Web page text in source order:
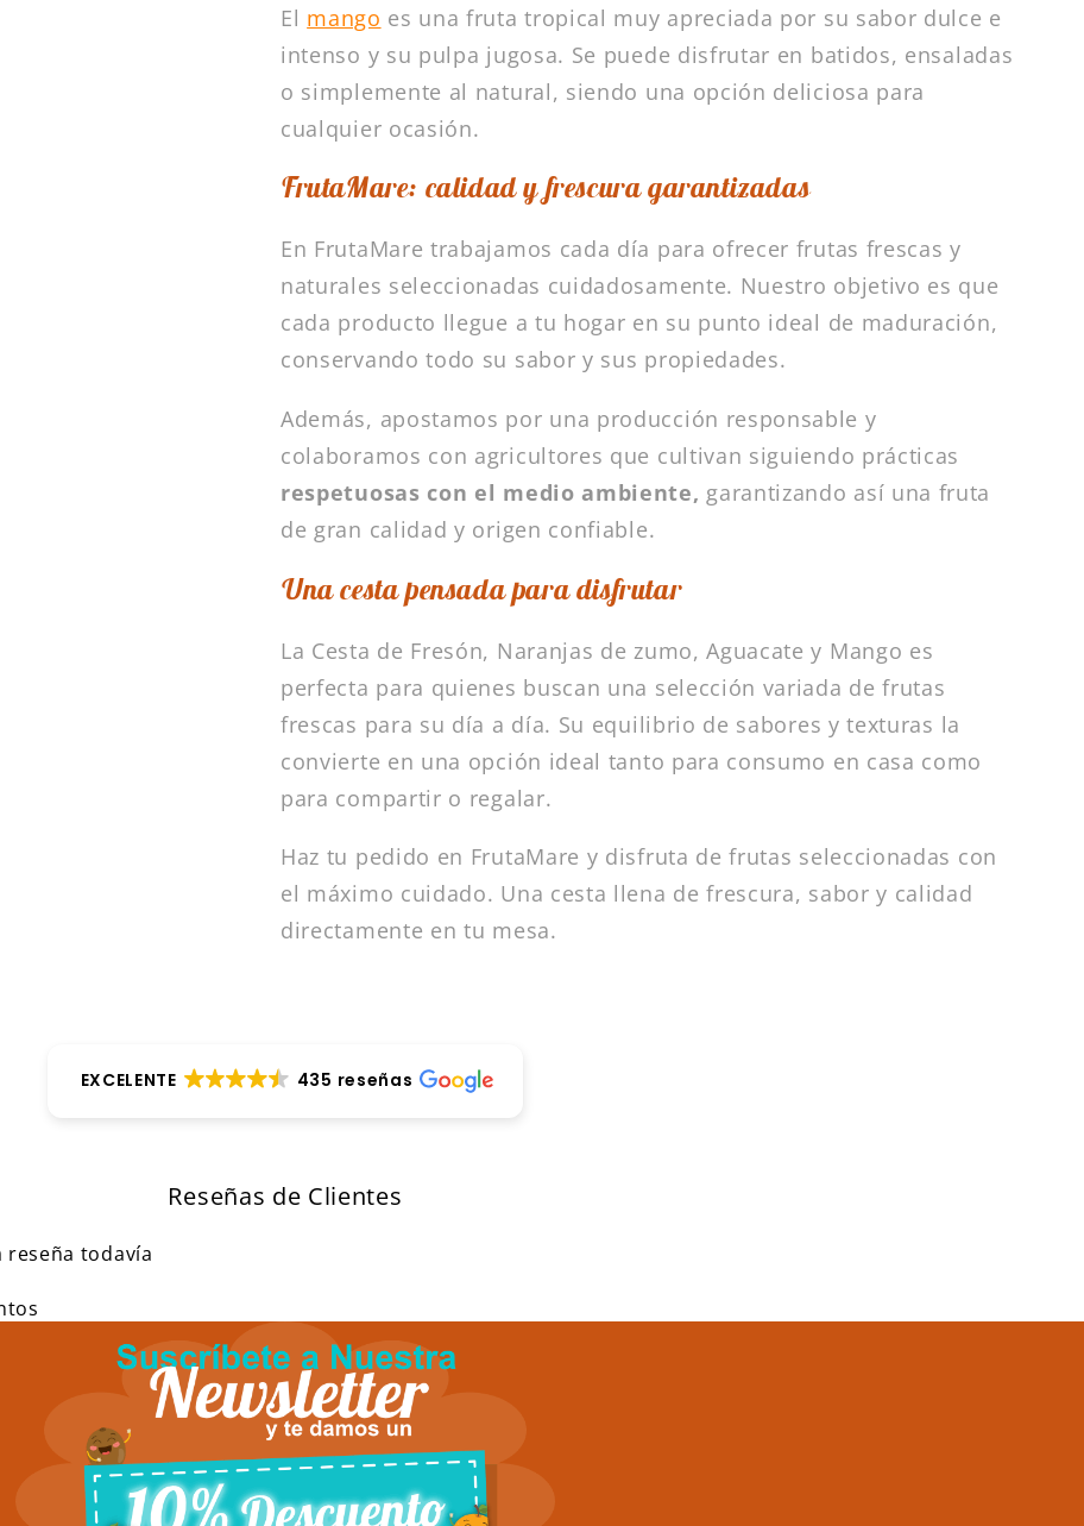
El mango es una fruta tropical muy apreciada por su sabor dulce e
intenso y su pulpa jugosa. Se puede disfrutar en batidos, ensaladas
o simplemente al natural, siendo una opción deliciosa para
cualquier ocasión.
FrutaMare: calidad y frescura garantizadas
En FrutaMare trabajamos cada día para ofrecer frutas frescas y
naturales seleccionadas cuidadosamente. Nuestro objetivo es que
cada producto llegue a tu hogar en su punto ideal de maduración,
conservando todo su sabor y sus propiedades.
Además, apostamos por una producción responsable y
colaboramos con agricultores que cultivan siguiendo prácticas
respetuosas con el medio ambiente, garantizando así una fruta
de gran calidad y origen confiable.
Una cesta pensada para disfrutar
La Cesta de Fresón, Naranjas de zumo, Aguacate y Mango es
perfecta para quienes buscan una selección variada de frutas
frescas para su día a día. Su equilibrio de sabores y texturas la
convierte en una opción ideal tanto para consumo en casa como
para compartir o regalar.
Haz tu pedido en FrutaMare y disfruta de frutas seleccionadas con
el máximo cuidado. Una cesta llena de frescura, sabor y calidad
directamente en tu mesa.
EXCELENTE 435 reseñas
Reseñas de Clientes
todavía